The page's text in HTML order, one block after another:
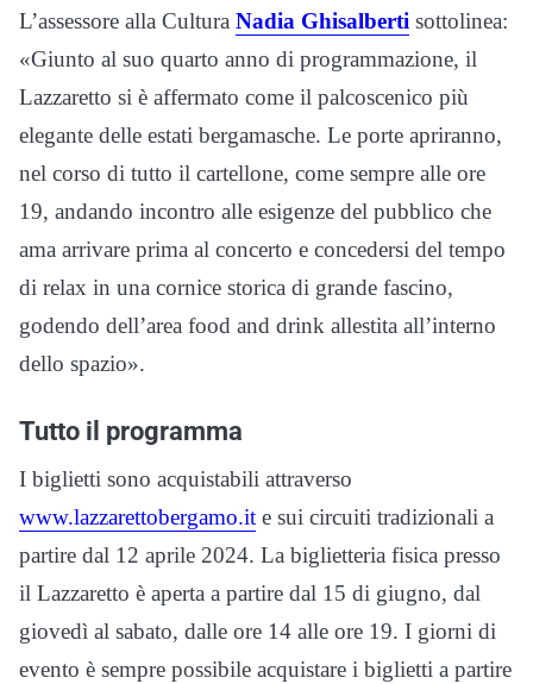
L’assessore alla Cultura Nadia Ghisalberti sottolinea:
«Giunto al suo quarto anno di programmazione, il
Lazzaretto si è affermato come il palcoscenico più
elegante delle estati bergamasche. Le porte apriranno,
nel corso di tutto il cartellone, come sempre alle ore
19, andando incontro alle esigenze del pubblico che
ama arrivare prima al concerto e concedersi del tempo
di relax in una cornice storica di grande fascino,
godendo dell’area food and drink allestita all’interno
dello spazio».
Tutto il programma
I biglietti sono acquistabili attraverso
www.lazzarettobergamo.it e sui circuiti tradizionali a
partire dal 12 aprile 2024. La biglietteria fisica presso
il Lazzaretto è aperta a partire dal 15 di giugno, dal
giovedì al sabato, dalle ore 14 alle ore 19. I giorni di
evento è sempre possibile acquistare i biglietti a partire